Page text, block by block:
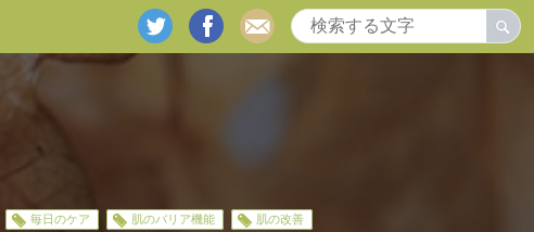
毎日のケア 肌のバリア機能 肌の改善